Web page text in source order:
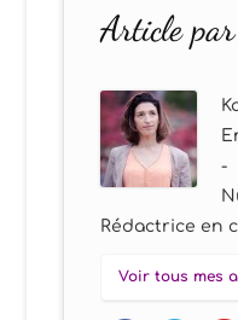
Article
Rédactrice en
Voir tous mes